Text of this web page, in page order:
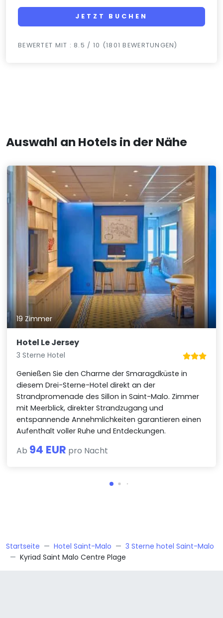
JETZT BUCHEN
BEWERTET MIT : 8.5 / 10 (1801 BEWERTUNGEN)
Auswahl an Hotels in der Nähe
19 Zimmer
Hotel Le Jersey
3 Sterne Hotel
Genießen Sie den Charme der Smaragdküste in
diesem Drei-Sterne-Hotel direkt an der
Strandpromenade des Sillon in Saint-Malo. Zimmer
mit Meerblick, direkter Strandzugang und
entspannende Annehmlichkeiten garantieren einen
Aufenthalt voller Ruhe und Entdeckungen.
Ab 94 EUR pro Nacht
Startseite Hotel Saint-Malo
3 Sterne hotel Saint-Malo
Kyriad Saint Malo Centre Plage